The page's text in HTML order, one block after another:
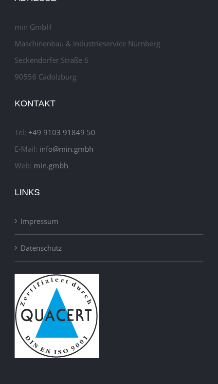
min GmbH
Maschinenbau & Industrieservice Nürnberg
Seckendorfer Straße 6
90556 Cadolzburg
KONTAKT
Tel: +49 9103 91849 50
E-Mail: info@min.gmbh
Web: min.gmbh
LINKS
Impressum
Datenschutz